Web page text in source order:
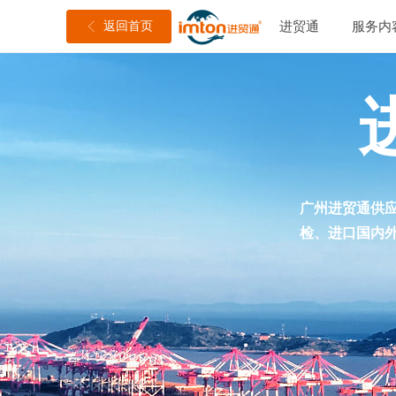
ꁣ 返回首页 进贸通 服务内
广州进贸通供
检、进口国内